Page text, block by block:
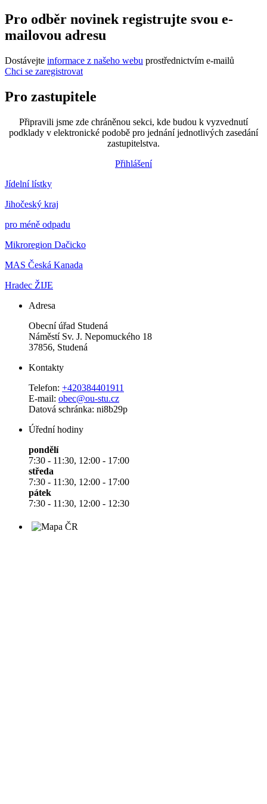
Pro odběr novinek registrujte svou e-
mailovou adresu
Dostávejte informace z našeho webu prostřednictvím e-mailů
Chci se zaregistrovat
Pro zastupitele
Připravili jsme zde chráněnou sekci, kde budou k vyzvednutí
podklady v elektronické podobě pro jednání jednotlivých zasedání
zastupitelstva.
Přihlášení
Jídelní lístky
Jihočeský kraj
pro méně odpadu
Mikroregion Dačicko
MAS Česká Kanada
Hradec ŽIJE
Adresa
Obecní úřad Studená
Náměstí Sv. J. Nepomuckého 18
37856, Studená
Kontakty
Telefon: +420384401911
E-mail: obec@ou-stu.cz
Datová schránka: ni8b29p
Úřední hodiny
pondělí
7:30 - 11:30, 12:00 - 17:00
středa
7:30 - 11:30, 12:00 - 17:00
pátek
7:30 - 11:30, 12:00 - 12:30